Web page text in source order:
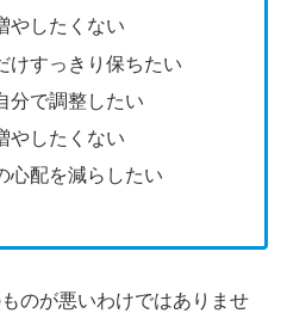
やしたくない
けすっきり保ちたい
分で調整したい
やしたくない
心配を減らしたい
のが悪いわけではありませ